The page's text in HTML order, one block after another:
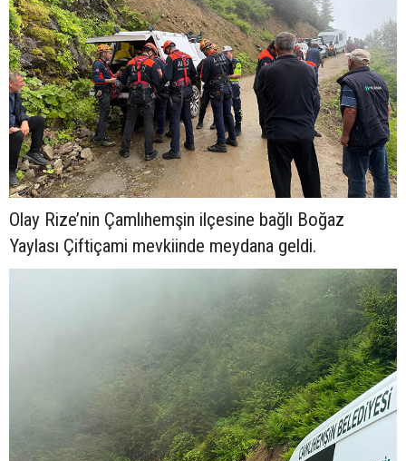
Olay Rize’nin Çamlıhemşin ilçesine bağlı Boğaz
Yaylası Çiftiçami mevkiinde meydana geldi.